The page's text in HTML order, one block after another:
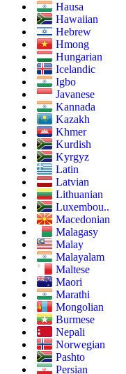
Hausa
Hawaiian
Hebrew
Hmong
Hungarian
Icelandic
Igbo
Javanese
Kannada
Kazakh
Khmer
Kurdish
Kyrgyz
Latin
Latvian
Lithuanian
Luxembou..
Macedonian
Malagasy
Malay
Malayalam
Maltese
Maori
Marathi
Mongolian
Burmese
Nepali
Norwegian
Pashto
Persian